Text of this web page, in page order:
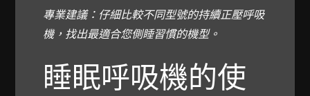
專業建議：仔細比較不同型號的持續正壓呼吸
機，找出最適合您側睡習慣的機型。
睡眠呼吸機的使